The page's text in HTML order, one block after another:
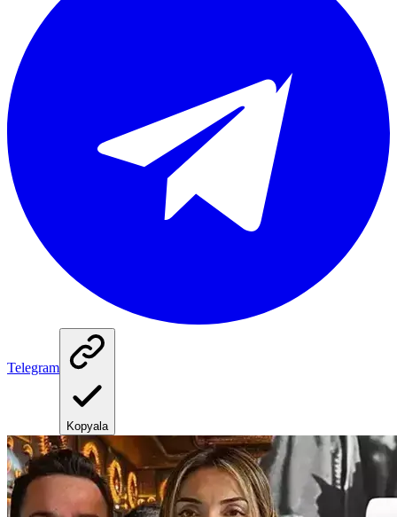
Telegram
Kopyala